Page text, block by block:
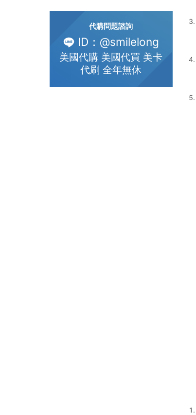
代購問題諮詢
ID：@smilelong
美國代購 美國代買 美卡
代刷 全年無休